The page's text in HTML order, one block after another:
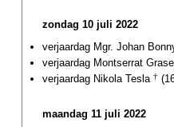
zondag 10 juli 2022
verjaardag Mgr. Johan
verjaardag Montserrat
verjaardag Nikola Tesla †
maandag 11 juli 2022